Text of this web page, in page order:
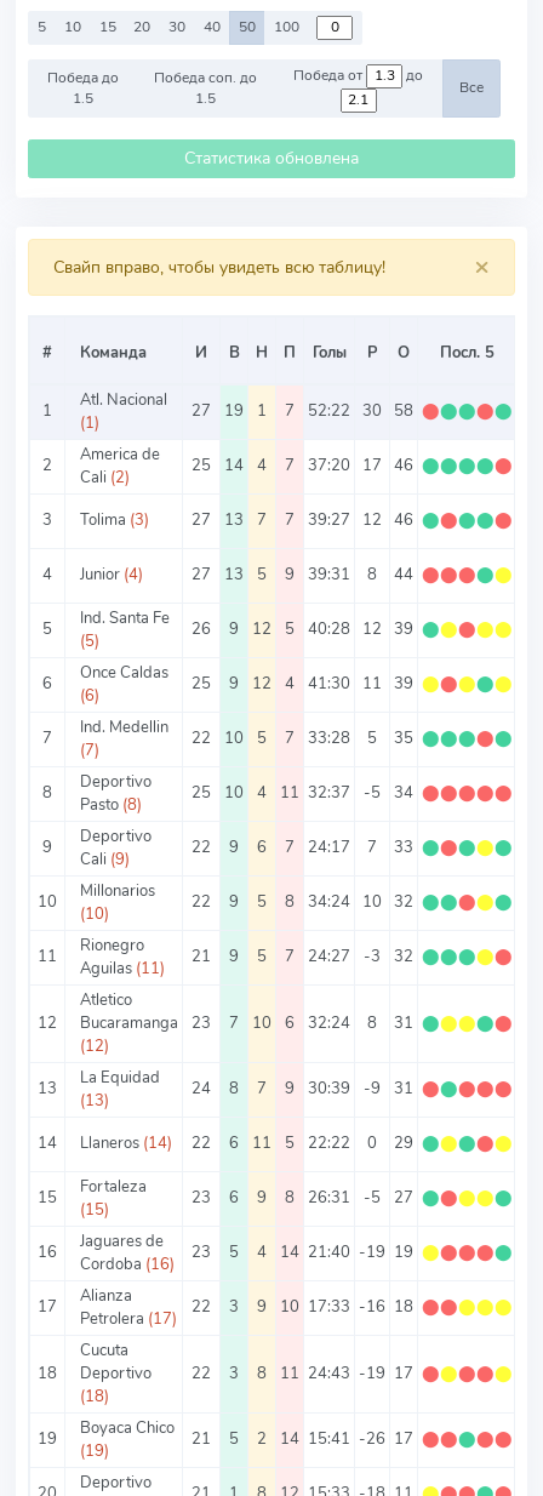
5 10 15 20 30 40 50 100
Победа до
1.5
Победа соп. до
1.5
Победа от до
Все
Статистика обновлена
×
Свайп вправо, чтобы увидеть всю таблицу!
# Команда И В Н П Голы Р О Посл. 5
1
Atl. Nacional
(1)
27 19 1 7 52:22 30 58 ⬤⬤⬤⬤⬤
2
America de
Cali (2)
25 14 4 7 37:20 17 46 ⬤⬤⬤⬤⬤
3 Tolima (3) 27 13 7 7 39:27 12 46 ⬤⬤⬤⬤⬤
4 Junior (4) 27 13 5 9 39:31 8 44 ⬤⬤⬤⬤⬤
5
Ind. Santa Fe
(5)
26 9 12 5 40:28 12 39 ⬤⬤⬤⬤⬤
6
Once Caldas
(6)
25 9 12 4 41:30 11 39 ⬤⬤⬤⬤⬤
7
Ind. Medellin
(7)
22 10 5 7 33:28 5 35 ⬤⬤⬤⬤⬤
8
Deportivo
Pasto (8)
25 10 4 11 32:37 -5 34 ⬤⬤⬤⬤⬤
9
Deportivo
Cali (9)
22 9 6 7 24:17 7 33 ⬤⬤⬤⬤⬤
10
Millonarios
(10)
22 9 5 8 34:24 10 32 ⬤⬤⬤⬤⬤
11
Rionegro
Aguilas (11)
21 9 5 7 24:27 -3 32 ⬤⬤⬤⬤⬤
12
Atletico
Bucaramanga
(12)
23 7 10 6 32:24 8 31 ⬤⬤⬤⬤⬤
13
La Equidad
(13)
24 8 7 9 30:39 -9 31 ⬤⬤⬤⬤⬤
14 Llaneros (14) 22 6 11 5 22:22 0 29 ⬤⬤⬤⬤⬤
15
Fortaleza
(15)
23 6 9 8 26:31 -5 27 ⬤⬤⬤⬤⬤
16
Jaguares de
Cordoba (16)
23 5 4 14 21:40 -19 19 ⬤⬤⬤⬤⬤
17
Alianza
Petrolera (17)
22 3 9 10 17:33 -16 18 ⬤⬤⬤⬤⬤
18
Cucuta
Deportivo
(18)
22 3 8 11 24:43 -19 17 ⬤⬤⬤⬤⬤
19
Boyaca Chico
(19)
21 5 2 14 15:41 -26 17 ⬤⬤⬤⬤⬤
Deportivo